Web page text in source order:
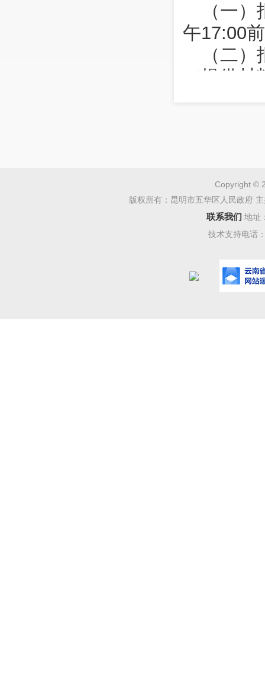
（一
午17:00
（二
（提供
安法治
Copyright ©
版权所有：昆明市五华区人民政府
联系我们 地址
技术支持电话